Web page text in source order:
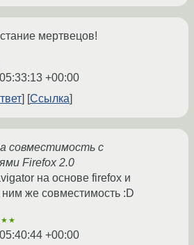
мертвецов!
+00:00
Ссылка
совместимость с
Firefox 2.0
на основе firefox и
же совместимость :D
+00:00